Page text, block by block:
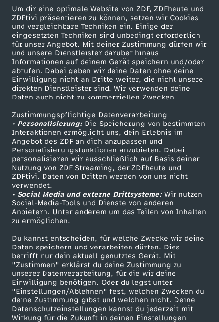
Um dir eine optimale Website von ZDF, ZDFheute und
ZDFtivi präsentieren zu können, setzen wir Cookies
und vergleichbare Techniken ein. Einige der
eingesetzten Techniken sind unbedingt erforderlich
für unser Angebot. Mit deiner Zustimmung dürfen wir
und unsere Dienstleister darüber hinaus
Informationen auf deinem Gerät speichern und/oder
abrufen. Dabei geben wir deine Daten ohne deine
Einwilligung nicht an Dritte weiter, die nicht unsere
direkten Dienstleister sind. Wir verwenden deine
Daten auch nicht zu kommerziellen Zwecken.
Zustimmungspflichtige Datenverarbeitung
• Personalisierung:Die Speicherung von bestimmten
Interaktionen ermöglicht uns, dein Erlebnis im
Angebot des ZDF an dich anzupassen und
Personalisierungsfunktionen anzubieten. Dabei
personalisieren wir ausschließlich auf Basis deiner
Nutzung von ZDF Streaming, der ZDFheute und
ZDFtivi. Daten von Dritten werden von uns nicht
verwendet.
• Social Media und externe Drittsysteme:Wir nutzen
Social-Media-Tools und Dienste von anderen
Anbietern. Unter anderem um das Teilen von Inhalten
zu ermöglichen.
Du kannst entscheiden, für welche Zwecke wir deine
Daten speichern und verarbeiten dürfen. Dies
betrifft nur dein aktuell genutztes Gerät. Mit
"Zustimmen" erklärst du deine Zustimmung zu
unserer Datenverarbeitung, für die wir deine
Einwilligung benötigen. Oder du legst unter
"Einstellungen/Ablehnen" fest, welchen Zwecken du
deine Zustimmung gibst und welchen nicht. Deine
Datenschutzeinstellungen kannst du jederzeit mit
Wirkung für die Zukunft in deinen Einstellungen
Mehr ZDF
ZDF-Apps
Smart TV
ZDFtext
Livestreams
Sendungen A-Z
TV-Programm
Service
ZDFmitreden
Kontakt zum ZDF
Tickets
Zuschauerservice
Hilfe
ZDF Unternehmen
Karriere
ZDF goes Schule
Werbefernsehen
Mainzelmännchen